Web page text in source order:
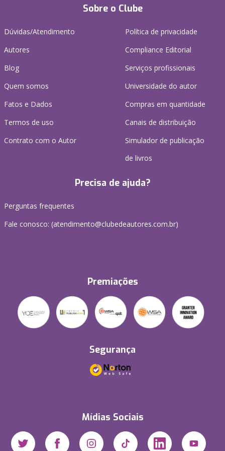
Sobre o Clube
Dúvidas/Atendimento
Autores
Blog
Quem somos
Fatos e Dados
Termos de uso
Contrato com o Autor
Política de privacidade
Compliance Editorial
Serviços profissionais
Universidade do autor
Compras em quantidade
Canais de distribuição
Simulador de publicação
de livros
Precisa de ajuda?
Perguntas frequentes
Fale conosco: (atendimento@clubedeautores.com.br)
Premiações
Segurança
Mídias Sociais